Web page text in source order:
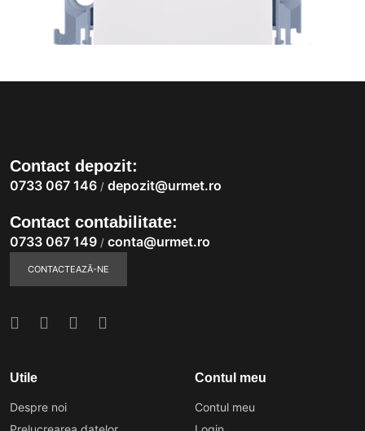
Contact depozit:
0733 067 146 / depozit@urmet.ro
Contact contabilitate:
0733 067 149 / conta@urmet.ro
CONTACTEAZĂ-NE
Utile
Despre noi
Contul meu
Contul meu